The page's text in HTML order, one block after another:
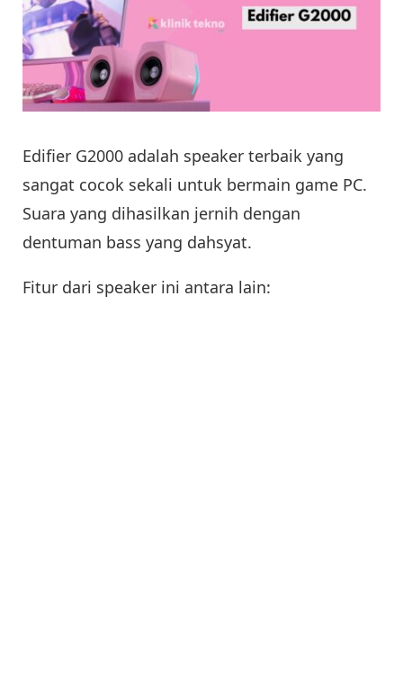
Edifier G2000 adalah speaker terbaik yang
sangat cocok sekali untuk bermain game PC.
Suara yang dihasilkan jernih dengan
dentuman bass yang dahsyat.
Fitur dari speaker ini antara lain: